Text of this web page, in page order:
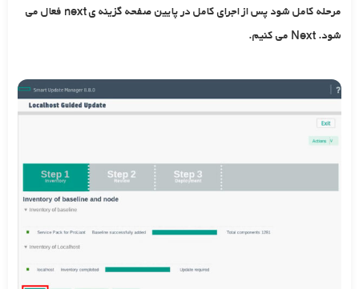
مرحله کامل شود پس از اجرای کامل در پایین صفحه گزینه ی next فعال می
شود. Next می کنیم.